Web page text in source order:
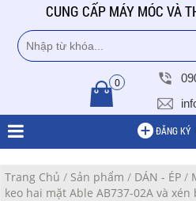
CUNG CẤP MÁY MÓC VÀ
0
ĐĂNG KÝ
Trang Chủ / Sản phẩm / DÁN - ÉP /
keo hai mặt Able AB737-02A và